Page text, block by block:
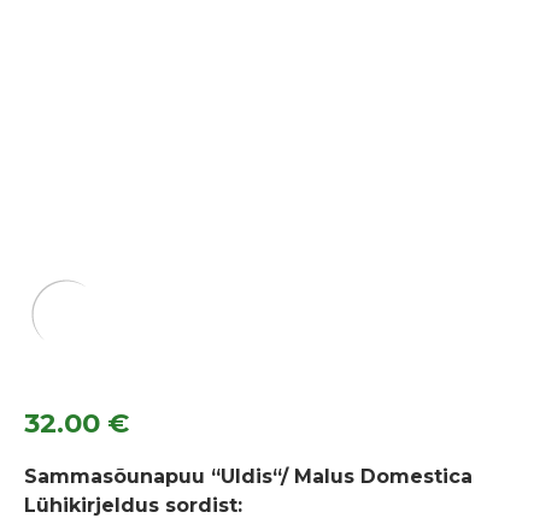
32.00 €
Sammasõunapuu “Uldis“/ Malus Domestica
Lühikirjeldus sordist: